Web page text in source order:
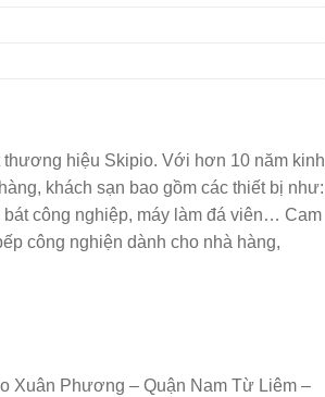
hiệu Skipio. Với hơn 10 năm kinh
khách sạn bao gồm các thiết bị như:
công nghiệp, máy làm đá viên… Cam
công nghiện dành cho nhà hàng,
Xuân Phương – Quận Nam Từ Liêm –